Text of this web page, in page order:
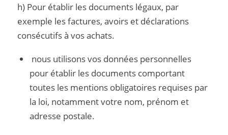
h) Pour établir les documents légaux, par
exemple les factures, avoirs et déclarations
consécutifs à vos achats.
nous utilisons vos données personnelles
pour établir les documents comportant
toutes les mentions obligatoires requises par
la loi, notamment votre nom, prénom et
adresse postale.